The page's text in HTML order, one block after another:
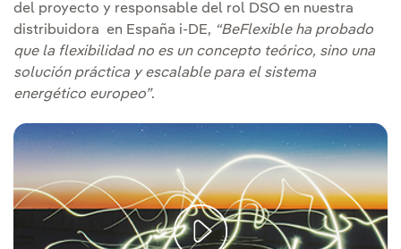
del proyecto y responsable del rol DSO en nuestra
distribuidora en España i-DE, “BeFlexible ha probado
que la flexibilidad no es un concepto teórico, sino una
solución práctica y escalable para el sistema
energético europeo”.